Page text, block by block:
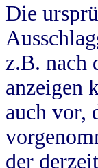
Die
z.B. nach
anzeigen
auch vor,
der